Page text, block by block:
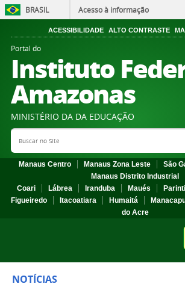
BRASIL Acesso à informação
ACESSIBILIDADE ALTO CONTRASTE
Portal do
Instituto
Amazonas
MINISTÉRIO DA DA EDUCAÇÃO
Search Site
Manaus Centro Manaus Zona Leste
São
Manaus Distrito Industrial
Coari
Lábrea Iranduba Maués
Figueiredo
Itacoatiara Humaitá
do Acre
NOTÍCIAS